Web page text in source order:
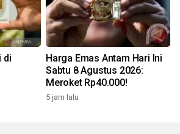
di
Harga Emas Antam Hari Ini
Sabtu 8 Agustus 2026:
Meroket Rp40.000!
5 jam lalu